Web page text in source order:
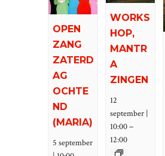
OPEN
ZANG
ZATERD
AG
OCHTE
ND
(MARIA)
5 september
WORKS
HOP,
MANTR
A
ZINGEN
12
september |
10:00–
12:00